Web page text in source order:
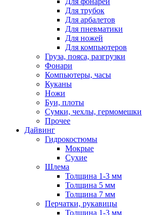
Для трубок
Для арбалетов
Для пневматики
Для ножей
Для компьютеров
Груза, пояса, разгрузки
Фонари
Компьютеры, часы
Куканы
Ножи
Буи, плоты
Сумки, чехлы, гермомешки
Прочее
Дайвинг
Гидрокостюмы
Мокрые
Сухие
Шлема
Толщина 1-3 мм
Толщина 5 мм
Толщина 7 мм
Перчатки, рукавицы
Толщина 1-3 мм